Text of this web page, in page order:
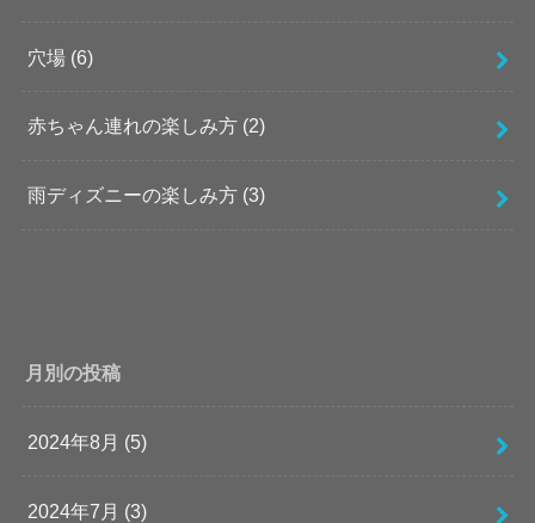
穴場 (6)
赤ちゃん連れの楽しみ方 (2)
雨ディズニーの楽しみ方 (3)
月別の投稿
2024年8月 (5)
2024年7月 (3)